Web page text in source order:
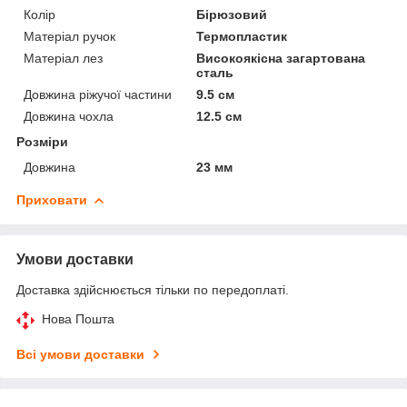
Колір
Бірюзовий
Матеріал ручок
Термопластик
Матеріал лез
Високоякісна загартована
сталь
Довжина ріжучої частини
9.5 см
Довжина чохла
12.5 см
Розміри
Довжина
23 мм
Приховати
Умови доставки
Доставка здійснюється тільки по передоплаті.
Нова Пошта
Всі умови доставки